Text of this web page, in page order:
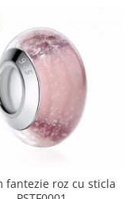
fantezie roz cu sticla